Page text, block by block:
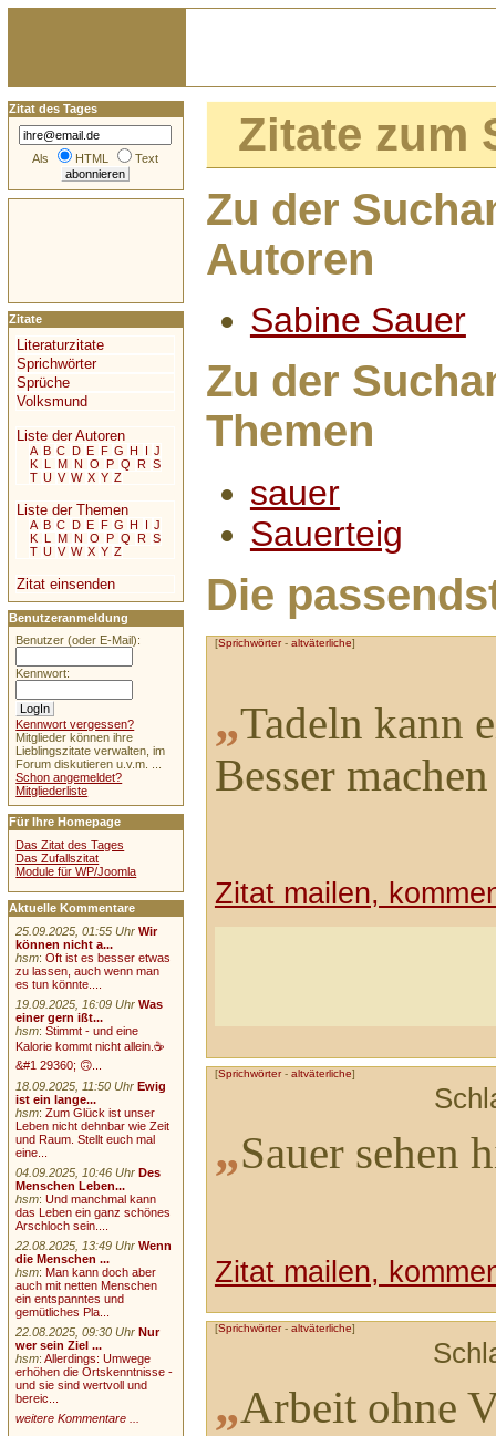
Zitate zum
Zu der
Autoren
Sabine Sauer
Zu der
Themen
sauer
Sauerteig
Die
[Sprichwörter- altväterliche]
„Tadeln kann
Besser
Zitat mailen,
[Sprichwörter- altväterliche]
„Sauer sehen
Zitat mailen,
[Sprichwörter- altväterliche]
„Arbeit ohne
Zitat des Tages
Als HTML Text
Zitate
Literaturzitate
Sprichwörter
Sprüche
Volksmund
Liste der Autoren
A B C D E F G H I J
K L M N O P Q R S
T U V W X Y Z
Liste der Themen
A B C D E F G H I J
K L M N O P Q R S
T U V W X Y Z
Zitat einsenden
Benutzeranmeldung
Benutzer (oder E-Mail):
Kennwort:
Kennwort vergessen?
Mitglieder können ihre
Lieblingszitate verwalten, im
Forum diskutieren u.v.m. ...
Schon angemeldet?
Mitgliederliste
Für Ihre Homepage
Das Zitat des Tages
Das Zufallszitat
Module für WP/Joomla
Aktuelle Kommentare
25.09.2025, 01:55 Uhr Wir
können nicht a...
hsm:Oft ist es besser etwas
zu lassen, auch wenn man
es tun könnte....
19.09.2025, 16:09 Uhr Was
einer gern ißt...
hsm:Stimmt - und eine
Kalorie kommt nicht allein.☕
&#1 29360; 🙃...
18.09.2025, 11:50 Uhr Ewig
ist ein lange...
hsm:Zum Glück ist unser
Leben nicht dehnbar wie Zeit
und Raum. Stellt euch mal
eine...
04.09.2025, 10:46 Uhr Des
Menschen Leben...
hsm:Und manchmal kann
das Leben ein ganz schönes
Arschloch sein....
22.08.2025, 13:49 Uhr Wenn
die Menschen ...
hsm:Man kann doch aber
auch mit netten Menschen
ein entspanntes und
gemütliches Pla...
22.08.2025, 09:30 Uhr Nur
wer sein Ziel ...
hsm:Allerdings: Umwege
erhöhen die Ortskenntnisse -
und sie sind wertvoll und
bereic...
weitere Kommentare ...